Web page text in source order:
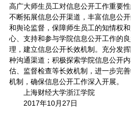
高广大师生员工对信息公开工作重要
不断拓展信息公开渠道，丰富信息公
和舆论监督，保障师生员工的知情权
心、支持和参与学院信息公开工作的
理，建立信息公开长效机制。充分发
种沟通渠道；积极探索学院信息公开
估、监督检查等长效机制，进一步完
机制，确保信息公开工作深入开展。
上海财经大学浙江学院
2017年10月27日